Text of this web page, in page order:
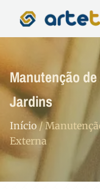
Manutenção
Jardins
Início/
Externa